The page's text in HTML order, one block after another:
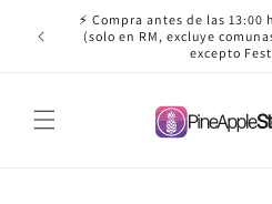
directamente
al contenido
⚡ Compra antes de las
(solo en RM, excluye
excepto